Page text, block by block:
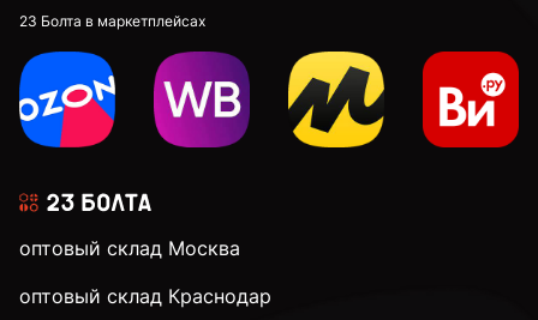
20 мм
22 мм
23 Болта в маркетплейсах
оптовый склад Москва
оптовый склад Краснодар